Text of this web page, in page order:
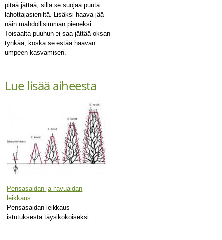
pitää jättää, sillä se suojaa puuta
lahottajasieniltä. Lisäksi haava jää
näin mahdollisimman pieneksi.
Toisaalta puuhun ei saa jättää oksan
tynkää, koska se estää haavan
umpeen kasvamisen.
Lue lisää aiheesta
Pensasaidan ja havuaidan
leikkaus
Pensasaidan leikkaus
istutuksesta täysikokoiseksi